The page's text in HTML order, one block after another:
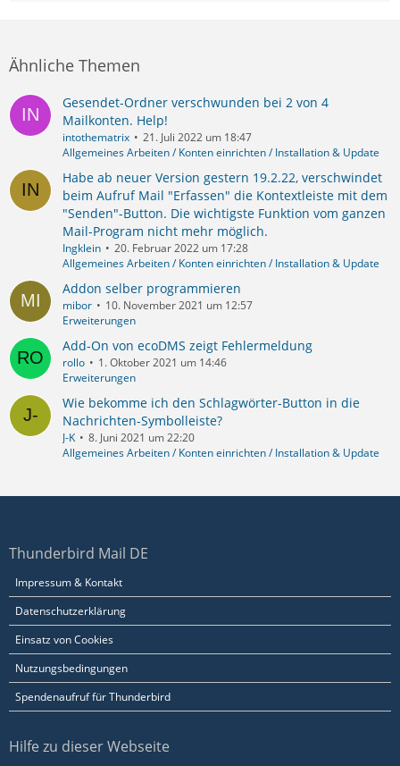
Ähnliche Themen
Gesendet-Ordner verschwunden bei 2 von 4
Mailkonten. Help!
intothematrix
21. Juli 2022 um 18:47
Allgemeines Arbeiten / Konten einrichten / Installation & Update
Habe ab neuer Version gestern 19.2.22, verschwindet
beim Aufruf Mail "Erfassen" die Kontextleiste mit dem
"Senden"-Button. Die wichtigste Funktion vom ganzen
Mail-Program nicht mehr möglich.
Ingklein
20. Februar 2022 um 17:28
Allgemeines Arbeiten / Konten einrichten / Installation & Update
Addon selber programmieren
mibor
10. November 2021 um 12:57
Erweiterungen
Add-On von ecoDMS zeigt Fehlermeldung
rollo
1. Oktober 2021 um 14:46
Erweiterungen
Wie bekomme ich den Schlagwörter-Button in die
Nachrichten-Symbolleiste?
J-K
8. Juni 2021 um 22:20
Allgemeines Arbeiten / Konten einrichten / Installation & Update
Thunderbird Mail DE
Impressum & Kontakt
Datenschutzerklärung
Einsatz von Cookies
Nutzungsbedingungen
Spendenaufruf für Thunderbird
Hilfe zu dieser Webseite